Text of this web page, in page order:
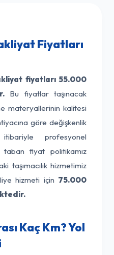
Fiyatları
fiyatları 55.000
Bu fiyatlar taşınacak
materyallerinin kalitesi
göre değişkenlik
profesyonel
fiyat politikamız
taşımacılık hizmetimiz
hizmeti için 75.000
Kaç Km? Yol